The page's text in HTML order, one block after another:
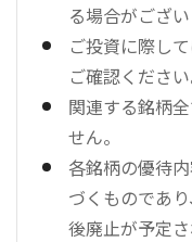
る場合がござ
ご投資に際し
ご確認ください
関連する銘柄
せん。
各銘柄の優待
づくものであ
後廃止が予定